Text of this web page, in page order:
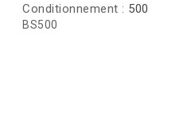
Conditionnement : 500
BS500